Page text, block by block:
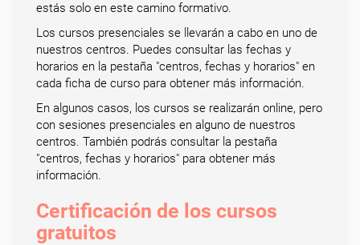
estás solo en este camino formativo.
Los cursos presenciales se llevarán a cabo en uno de
nuestros centros. Puedes consultar las fechas y
horarios en la pestaña "centros, fechas y horarios" en
cada ficha de curso para obtener más información.
En algunos casos, los cursos se realizarán online, pero
con sesiones presenciales en alguno de nuestros
centros. También podrás consultar la pestaña
"centros, fechas y horarios" para obtener más
información.
Certificación de los cursos
gratuitos